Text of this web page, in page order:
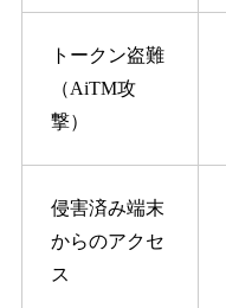
トークン盗難
（AiTM攻
撃）
侵害済み端末
からのアクセ
ス